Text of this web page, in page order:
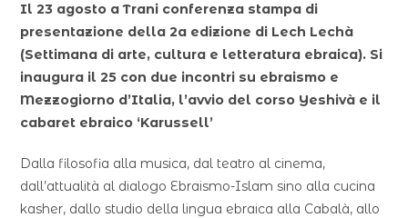
Il 23 agosto a Trani conferenza stampa di
presentazione della 2a edizione di Lech Lechà
(Settimana di arte, cultura e letteratura ebraica). Si
inaugura il 25 con due incontri su ebraismo e
Mezzogiorno d’Italia, l’avvio del corso Yeshivà e il
cabaret ebraico ‘Karussell’
Dalla filosofia alla musica, dal teatro al cinema,
dall’attualità al dialogo Ebraismo-Islam sino alla cucina
kasher, dallo studio della lingua ebraica alla Cabalà, allo